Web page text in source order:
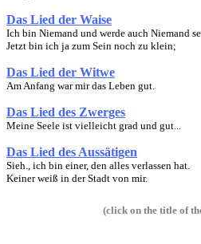
(click on the title of
Das Lied der Waise
Ich bin Niemand und werde auch Niemand
Jetzt bin ich ja zum Sein noch zu klein;
Das Lied der Witwe
Am Anfang war mir das Leben gut.
Das Lied des Zwerges
Meine Seele ist vielleicht grad und gut...
Das Lied des Aussätigen
Sieh., ich bin einer, den alles verlassen hat.
Keiner weiß in der Stadt von mir.